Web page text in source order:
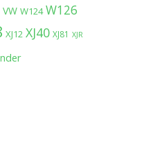
VW W124 W126
XJ12 XJ40 XJ81 XJR